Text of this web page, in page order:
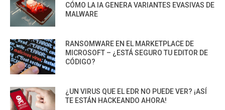
CÓMO LA IA GENERA VARIANTES EVASIVAS DE
MALWARE
RANSOMWARE EN EL MARKETPLACE DE
MICROSOFT – ¿ESTÁ SEGURO TU EDITOR DE
CÓDIGO?
¿UN VIRUS QUE EL EDR NO PUEDE VER? ¡ASÍ
TE ESTÁN HACKEANDO AHORA!